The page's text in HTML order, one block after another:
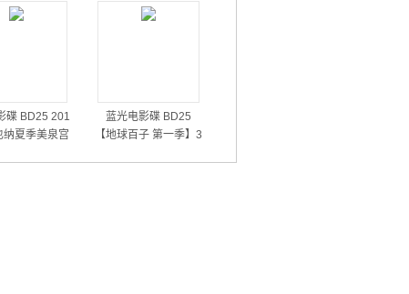
碟 BD25 201
纳夏季美泉宫
蓝光电影碟 BD25
【地球百子 第一季】3